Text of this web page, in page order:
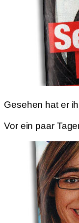
Gesehen hat er
Vor ein paar